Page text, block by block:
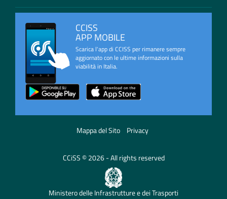
CCISS
APP MOBILE
Scarica l'app di CCISS per rimanere sempre
aggiornato con le ultime informazioni sulla
viabilità in Italia.
Mappa del Sito Privacy
CCiSS © 2026 - All rights reserved
Ministero delle Infrastrutture e dei Trasporti